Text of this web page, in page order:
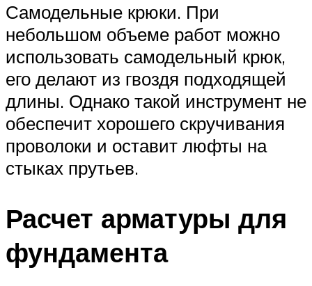
Самодельные крюки. При
небольшом объеме работ можно
использовать самодельный крюк,
его делают из гвоздя подходящей
длины. Однако такой инструмент не
обеспечит хорошего скручивания
проволоки и оставит люфты на
стыках прутьев.
Расчет арматуры для
фундамента